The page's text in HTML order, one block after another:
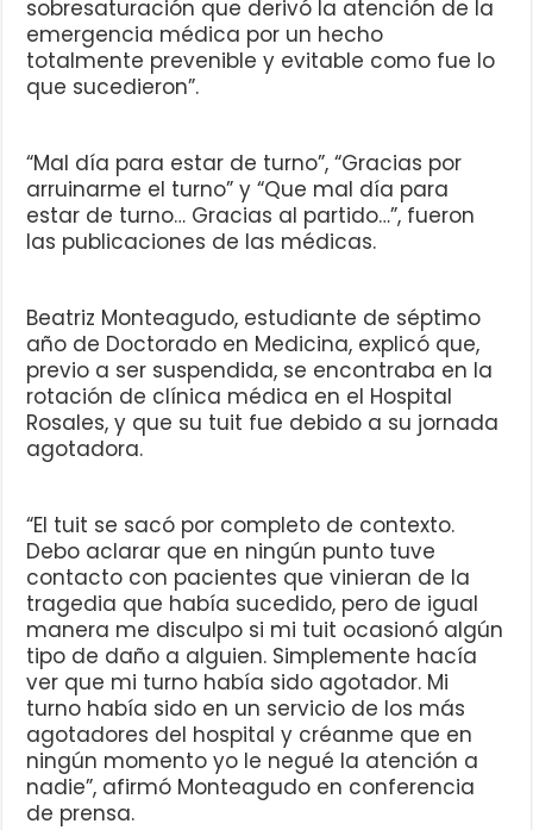
sobresaturación que derivó la atención de la
emergencia médica por un hecho
totalmente prevenible y evitable como fue lo
que sucedieron”.
“Mal día para estar de turno”, “Gracias por
arruinarme el turno” y “Que mal día para
estar de turno… Gracias al partido…”, fueron
las publicaciones de las médicas.
Beatriz Monteagudo, estudiante de séptimo
año de Doctorado en Medicina, explicó que,
previo a ser suspendida, se encontraba en la
rotación de clínica médica en el Hospital
Rosales, y que su tuit fue debido a su jornada
agotadora.
“El tuit se sacó por completo de contexto.
Debo aclarar que en ningún punto tuve
contacto con pacientes que vinieran de la
tragedia que había sucedido, pero de igual
manera me disculpo si mi tuit ocasionó algún
tipo de daño a alguien. Simplemente hacía
ver que mi turno había sido agotador. Mi
turno había sido en un servicio de los más
agotadores del hospital y créanme que en
ningún momento yo le negué la atención a
nadie”, afirmó Monteagudo en conferencia
de prensa.